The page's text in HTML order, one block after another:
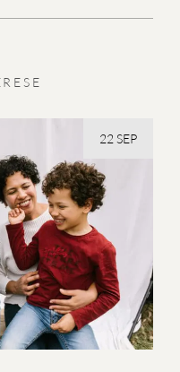
22 SEP